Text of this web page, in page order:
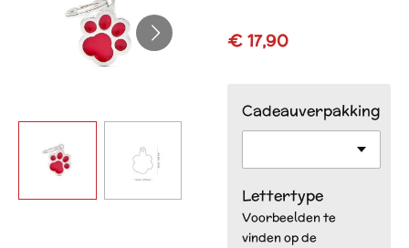
€ 17,90
Cadeauverpakking
Lettertype
Voorbeelden te
vinden op de